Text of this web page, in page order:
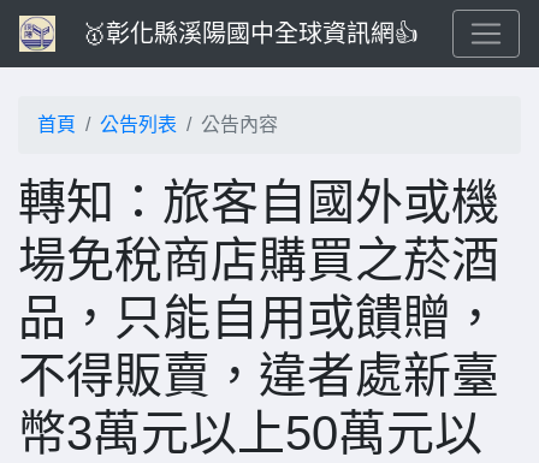
🥇彰化縣溪陽國中全球資訊網👍
首頁 公告列表 公告內容
轉知：旅客自國外或機
場免稅商店購買之菸酒
品，只能自用或饋贈，
不得販賣，違者處新臺
幣3萬元以上50萬元以